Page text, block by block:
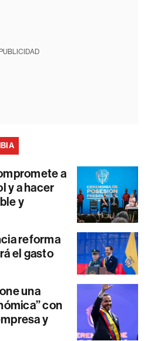
a
y a hacer
y
reforma
el gasto
una
con
y